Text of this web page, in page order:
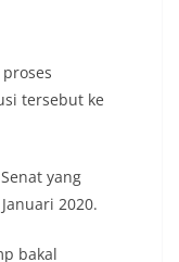
tersebut ke
yang
2020.
bakal